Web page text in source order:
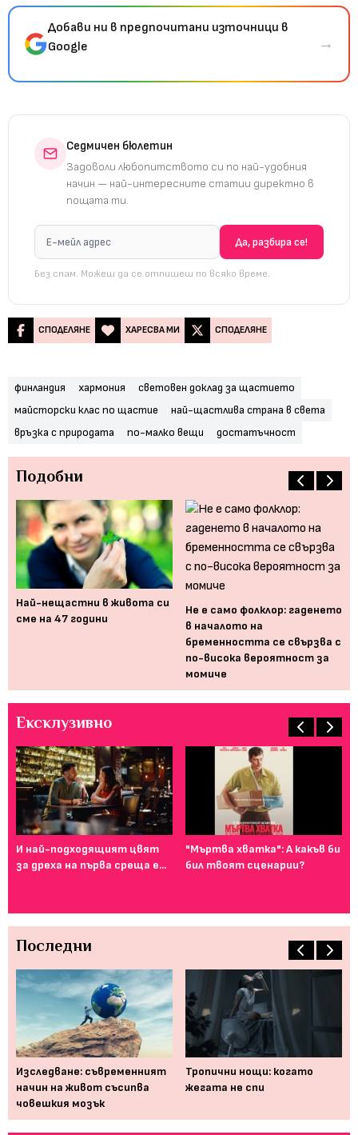
Добави ни в предпочитани източници в
Google
→
Седмичен бюлетин
Задоволи любопитството си по най-удобния
начин — най-интересните статии директно в
пощата ти.
Без спам. Можеш да се отпишеш по всяко време.
СПОДЕЛЯНЕ ХАРЕСВА МИ СПОДЕЛЯНЕ
финландия хармония
световен доклад за щастието
майсторски клас по щастие
най-щастлива страна в света
връзка с природата
по-малко вещи достатъчност
Подобни
Най-нещастни в живота си
сме на 47 години
Не е само фолклор: гаденето
в началото на
бременността се свързва с
по-висока вероятност за
момиче
Ексклузивно
И най-подходящият цвят
за дреха на първа среща е...
"Мъртва хватка": А какъв би
бил твоят сценарии?
Последни
Изследване: съвременният
начин на живот съсипва
човешкия мозък
Тропични нощи: когато
жегата не спи